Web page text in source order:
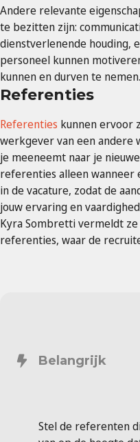
Andere relevante
te bezitten zijn:
dienstverlenende houding,
personeel kunnen
kunnen en durven te nemen.
Referenties
Referenties kunnen ervoor
werkgever van een andere
je meeneemt naar je
referenties alleen wanneer
in de vacature, zodat de
jouw ervaring en
Kyra Sombretti vermeldt ze
referenties, waar de
Belangrijk
Stel de referenten